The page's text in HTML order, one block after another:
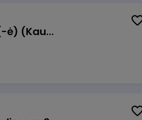
Dokumentų operacijų specialistas (-ė) (Kaunas) (Kaunas, LT)